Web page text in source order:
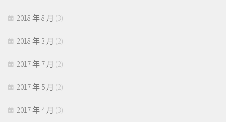
2018 年 8 月 (3)
2018 年 3 月 (2)
2017 年 7 月 (2)
2017 年 5 月 (2)
2017 年 4 月 (3)